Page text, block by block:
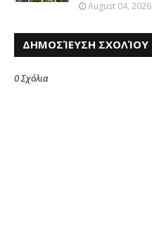
August 04, 2026
ΔΗΜΟΣΊΕΥΣΗ ΣΧΟΛΊΟΥ
0 Σχόλια